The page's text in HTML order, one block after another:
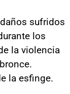
sufridos
los
la violencia
la esfinge.